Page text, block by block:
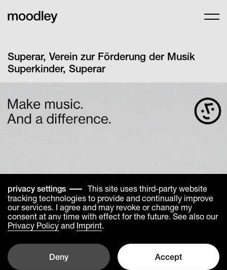
Superkinder, Superar
Superar, Verein zur Förderung der Musik
privacy settings
This site uses third-party website
tracking technologies to provide and continually improve
our services. I agree and may revoke or change my
consent at any time with effect for the future. See also our
Privacy Policy and Imprint
Deny Accept